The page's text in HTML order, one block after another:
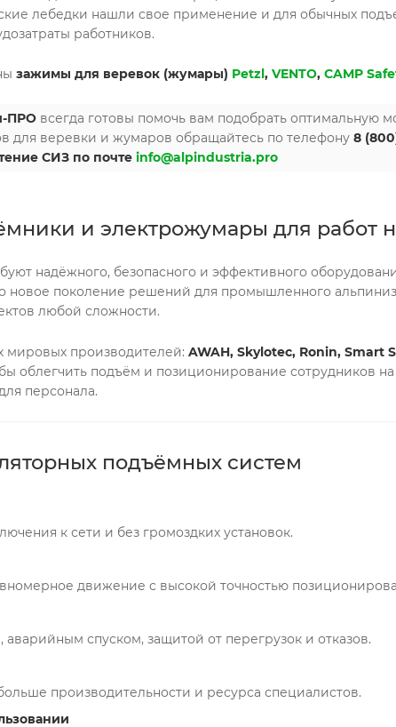
лебедки нашли свое применение и для обычных
работников.
зажимы для веревок (жумары) Petzl, VENTO, CAMP
ПРО всегда готовы помочь вам подобрать оптимальную
для веревки и жумаров обращайтесь по телефону 8
СИЗ по почте info@alpindustria.pro
и электрожумары для работ
надёжного, безопасного и эффективного
поколение решений для промышленного
любой сложности.
мировых производителей: AWAH, Skylotec, Ronin, Smart
облегчить подъём и позиционирование сотрудников
персонала.
подъёмных систем
к сети и без громоздких установок.
движение с высокой точностью
спуском, защитой от перегрузок и отказов.
производительности и ресурса специалистов.